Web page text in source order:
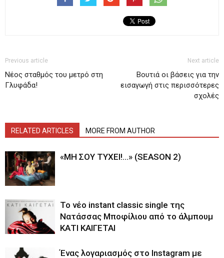
Previous article
Νέος σταθμός του μετρό στη
Γλυφάδα!
Next article
Βουτιά οι βάσεις για την
εισαγωγή στις περισσότερες
σχολές
RELATED ARTICLES MORE FROM AUTHOR
«ΜΗ ΣΟΥ ΤΥΧΕΙ!…» (SEASON 2)
Το νέο instant classic single της
Νατάσσας Μποφίλιου από το άλμπουμ
ΚΑΤΙ ΚΑΙΓΕΤΑΙ
Ένας λογαριασμός στο Instagram με